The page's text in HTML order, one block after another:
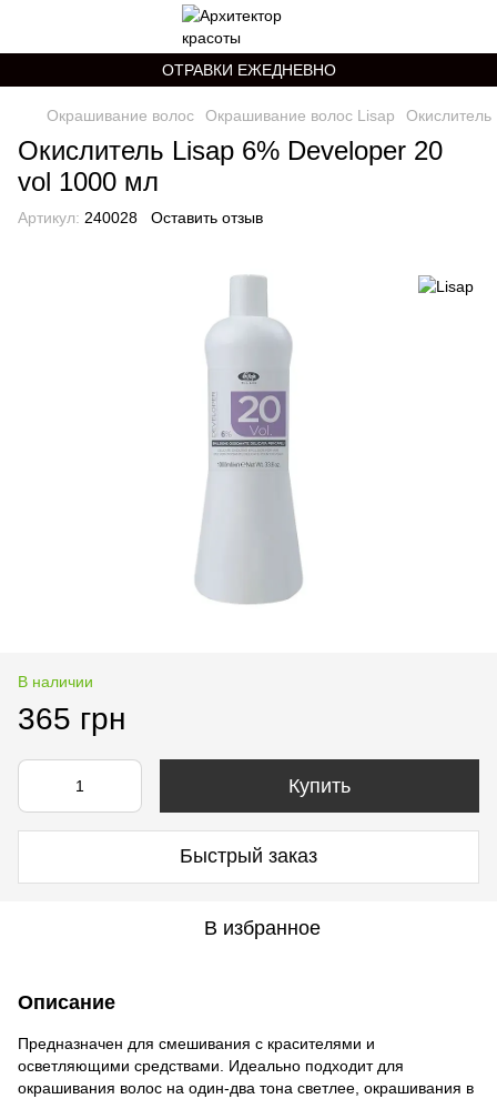
ОТРАВКИ ЕЖЕДНЕВНО
Окрашивание волос Окрашивание волос Lisap
Окислитель Lisap 6% Developer 20
vol 1000 мл
Артикул: 240028 Оставить отзыв
В наличии
365 грн
Купить
Быстрый заказ
В избранное
Описание
Предназначен для смешивания с красителями и
осветляющими средствами. Идеально подходит для
окрашивания волос на один-два тона светлее, окрашивания в